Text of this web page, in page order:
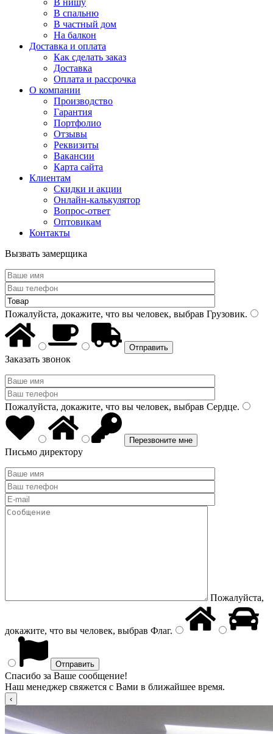
В нишу
В спальню
В частный дом
На балкон
Доставка и оплата
Как сделать заказ
Доставка
Оплата и рассрочка
О компании
Производство
Гарантия
Портфолио
Отзывы
Реквизиты
Вакансии
Карта сайта
Клиентам
Скидки и акции
Онлайн-калькулятор
Вопрос-ответ
Оптовикам
Контакты
Вызвать замерщика
Пожалуйста, докажите, что вы человек, выбрав Грузовик.
Заказать звонок
Пожалуйста, докажите, что вы человек, выбрав Сердце.
Письмо директору
Пожалуйста,
докажите, что вы человек, выбрав Флаг.
Спасибо за Ваше сообщение!
Наш менеджер свяжется с Вами в ближайшее время.